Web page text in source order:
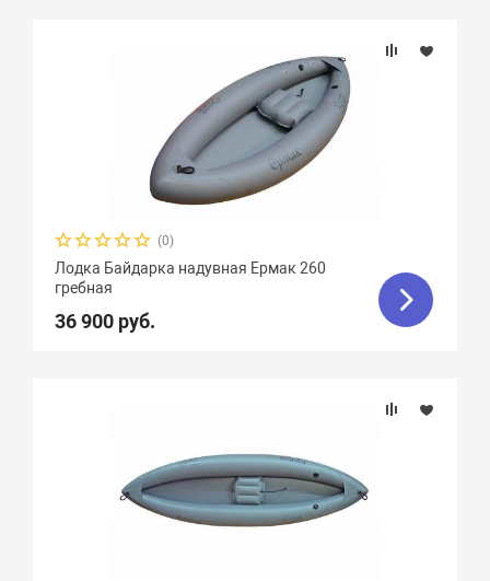
Плотность ткани, г/м2
Надувных отсеков
(0)
Лодка Байдарка надувная Ермак 260
гребная
36 900 руб.